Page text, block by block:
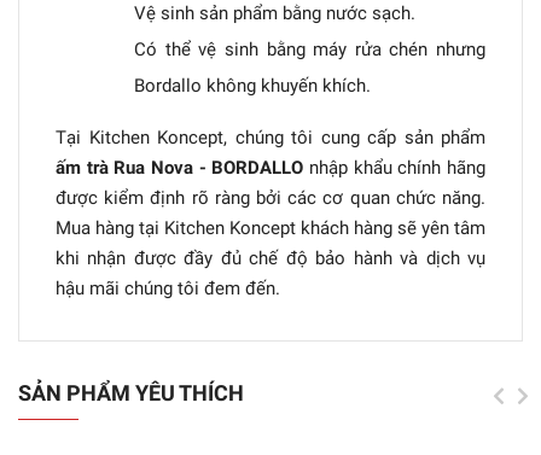
Vệ sinh sản phẩm bằng nước sạch.
Có thể vệ sinh bằng máy rửa chén nhưng
Bordallo không khuyến khích.
Tại Kitchen Koncept, chúng tôi cung cấp sản phẩm
ấm trà Rua Nova - BORDALLO nhập khẩu chính hãng
được kiểm định rõ ràng bởi các cơ quan chức năng.
Mua hàng tại Kitchen Koncept khách hàng sẽ yên tâm
khi nhận được đầy đủ chế độ bảo hành và dịch vụ
hậu mãi chúng tôi đem đến.
SẢN PHẨM YÊU THÍCH